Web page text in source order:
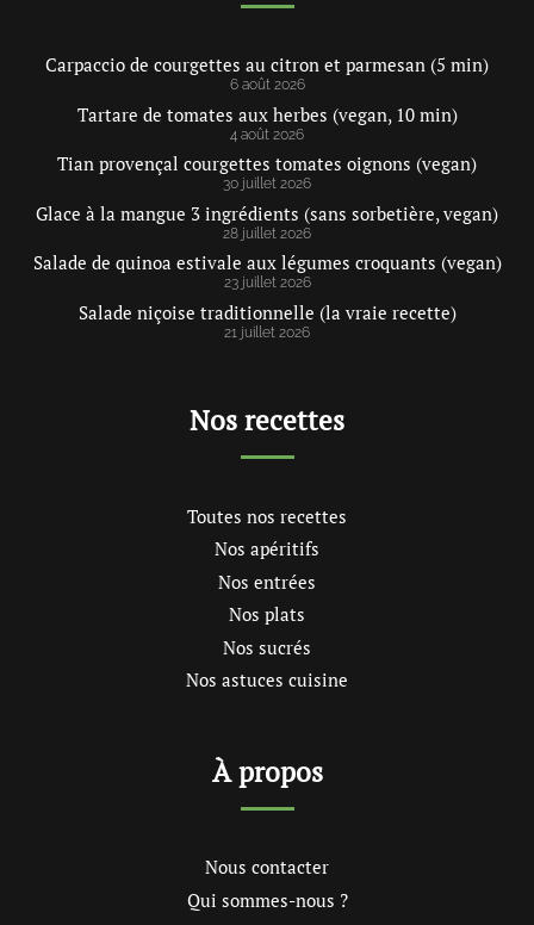
Carpaccio de courgettes au citron et parmesan (5 min)
6 août 2026
Tartare de tomates aux herbes (vegan, 10 min)
4 août 2026
Tian provençal courgettes tomates oignons (vegan)
30 juillet 2026
Glace à la mangue 3 ingrédients (sans sorbetière, vegan)
28 juillet 2026
Salade de quinoa estivale aux légumes croquants (vegan)
23 juillet 2026
Salade niçoise traditionnelle (la vraie recette)
21 juillet 2026
Nos recettes
Toutes nos recettes
Nos apéritifs
Nos entrées
Nos plats
Nos sucrés
Nos astuces cuisine
À propos
Nous contacter
Qui sommes-nous ?